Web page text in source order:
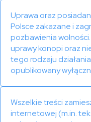
Uprawa oraz
Polsce zakazane i
pozbawienia
uprawy konopi oraz
tego rodzaju
opublikowany
Wszelkie treści
internetowej (m.in.